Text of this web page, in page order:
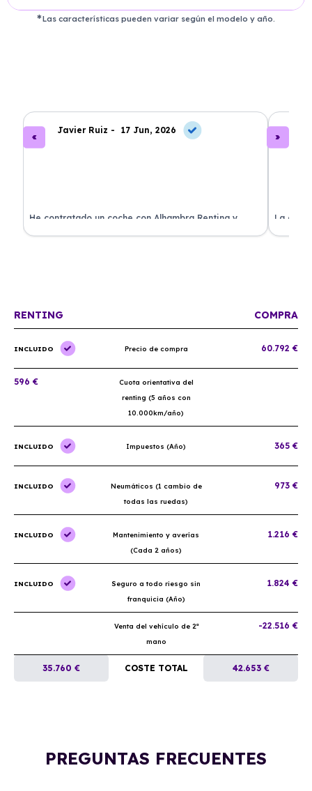
Las características pueden variar según el modelo y año.
Javier Ruiz - 17 Jun, 2026
He contratado un coche con Alhambra Renting y
estoy impresionado. Todo ha sido transparente y sin
La
RENTING COMPRA
INCLUIDO Precio de compra 60.792 €
596 €
Cuota orientativa del
renting (5 años con
10.000km/año)
INCLUIDO Impuestos (Año) 365 €
INCLUIDO
Neumáticos (1 cambio de
todas las ruedas)
973 €
INCLUIDO
Mantenimiento y averías
(Cada 2 años)
1.216 €
INCLUIDO
Seguro a todo riesgo sin
franquicia (Año)
1.824 €
Venta del vehículo de 2ª
mano
-22.516 €
35.760 € COSTE TOTAL 42.653 €
PREGUNTAS FRECUENTES